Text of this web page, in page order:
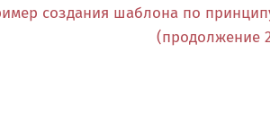
создания шаблона по
(продолжение